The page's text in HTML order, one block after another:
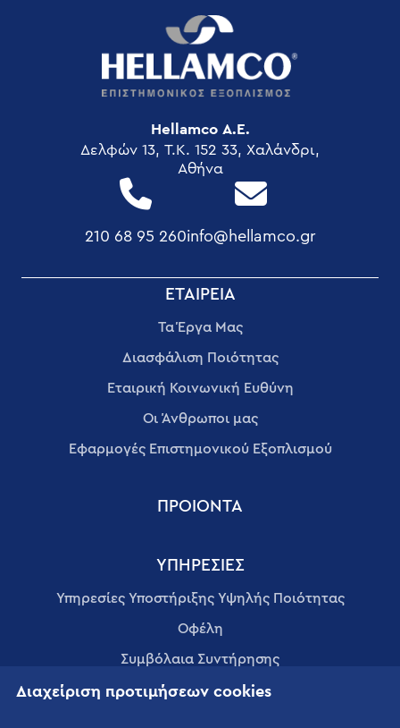
Hellamco Α.Ε.
Δελφών 13, T.K. 152 33, Χαλάνδρι,
Αθήνα
210 68 95 260info@hellamco.gr
ΕΤΑΙΡΕΊΑ
Τα Έργα Μας
Διασφάλιση Ποιότητας
Εταιρική Κοινωνική Ευθύνη
Οι Άνθρωποι μας
Εφαρμογές Επιστημονικού Εξοπλισμού
ΠΡΟΙΟΝΤΑ
ΥΠΗΡΕΣΊΕΣ
Υπηρεσίες Υποστήριξης Υψηλής Ποιότητας
Οφέλη
Συμβόλαια Συντήρησης
Διαχείριση προτιμήσεων cookies